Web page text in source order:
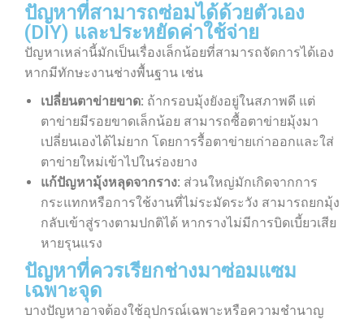
ปัญหาที่สามารถซ่อมได้ด้วยตัวเอง
(DIY) และประหยัดค่าใช้จ่าย
ปัญหาเหล่านี้มักเป็นเรื่องเล็กน้อยที่สามารถจัดการได้เอง
หากมีทักษะงานช่างพื้นฐาน เช่น
เปลี่ยนตาข่ายขาด: ถ้ากรอบมุ้งยังอยู่ในสภาพดี แต่
ตาข่ายมีรอยขาดเล็กน้อย สามารถซื้อตาข่ายมุ้งมา
เปลี่ยนเองได้ไม่ยาก โดยการรื้อตาข่ายเก่าออกและใส่
ตาข่ายใหม่เข้าไปในร่องยาง
แก้ปัญหามุ้งหลุดจากราง: ส่วนใหญ่มักเกิดจากการ
กระแทกหรือการใช้งานที่ไม่ระมัดระวัง สามารถยกมุ้ง
กลับเข้าสู่รางตามปกติได้ หากรางไม่มีการบิดเบี้ยวเสีย
หายรุนแรง
ปัญหาที่ควรเรียกช่างมาซ่อมแซม
เฉพาะจุด
บางปัญหาอาจต้องใช้อุปกรณ์เฉพาะหรือความชำนาญ